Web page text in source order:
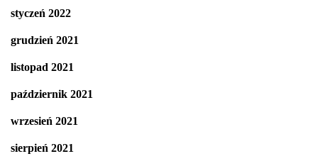
styczeń 2022
grudzień 2021
listopad 2021
październik 2021
wrzesień 2021
sierpień 2021